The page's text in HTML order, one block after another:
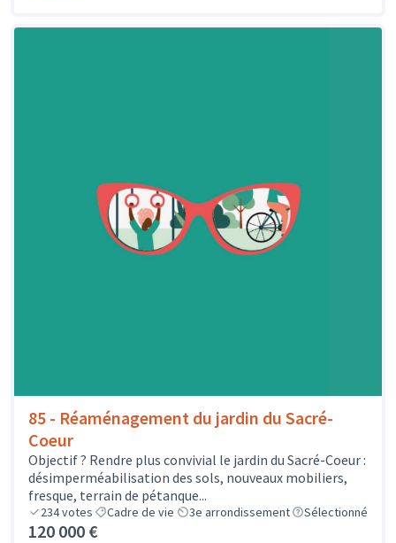
85 - Réaménagement du jardin du Sacré-
Coeur
Objectif ? Rendre plus convivial le jardin du Sacré-Coeur :
désimperméabilisation des sols, nouveaux mobiliers,
fresque, terrain de pétanque...
234votes Cadre de vie 3e arrondissement Sélectionné
120 000 €